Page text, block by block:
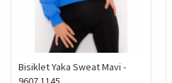
Bisiklet Yaka Sweat Mavi -